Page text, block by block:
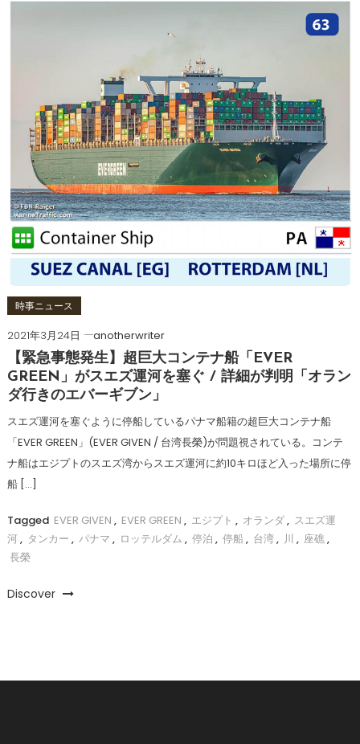
時事ニュース
2021年3月24日
anotherwriter
【緊急事態発生】超巨大コンテナ船「EVER
GREEN」がスエズ運河を塞ぐ / 詳細が判明「オラン
ダ行きのエバーギブン」
スエズ運河を塞ぐように停船しているパナマ船籍の超巨大コンテナ船
「EVER GREEN」(EVER GIVEN / 台湾長榮)が問題視されている。コンテ
ナ船はエジプトのスエズ湾からスエズ運河に約10キロほど入った場所に停
船 […]
Tagged EVER GIVEN , EVER GREEN , エジプト , オランダ, スエズ運
河, タンカー , パナマ , ロッテルダム , 停泊 , 停船, 台湾, 川 , 座礁,
長榮
Discover